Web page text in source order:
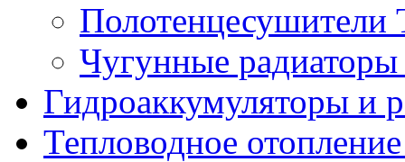
Чугунные
Гидроаккумуляторы и
Тепловодное